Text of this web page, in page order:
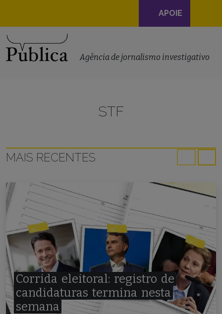
Navegação
principal
APOIE
Agência de jornalismo investigativo
STF
MAIS RECENTES
Corrida eleitoral: registro de
candidaturas termina nesta
semana